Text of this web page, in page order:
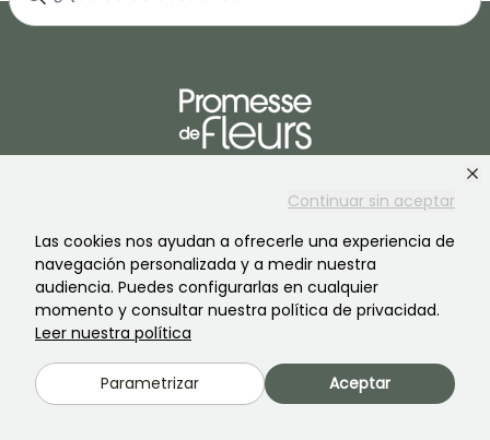
Continuar sin aceptar
Las cookies nos ayudan a ofrecerle una experiencia de
navegación personalizada y a medir nuestra
audiencia. Puedes configurarlas en cualquier
momento y consultar nuestra política de privacidad.
Leer nuestra política
Parametrizar Aceptar
Únete a la comunidad de los amantes de las plantas
La marca
Preparación de pedidos